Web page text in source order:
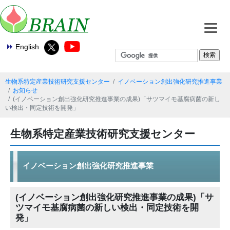
English
生物系特定産業技術研究支援センター
イノベーション創出強化研究推進事業
お知らせ
(イノベーション創出強化研究推進事業の成果)「サツマイモ基腐病菌の新し
い検出・同定技術を開発」
生物系特定産業技術研究支援センター
イノベーション創出強化研究推進事業
(イノベーション創出強化研究推進事業の成果)「サ
ツマイモ基腐病菌の新しい検出・同定技術を開
発」